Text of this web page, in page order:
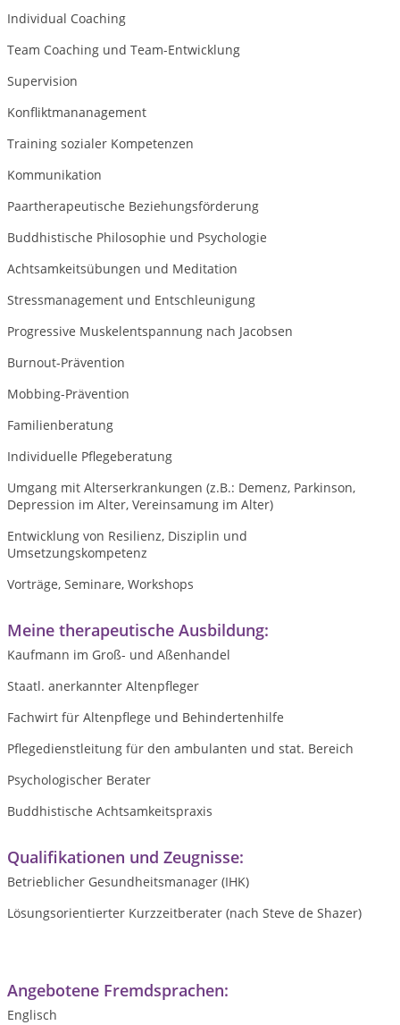
Individual Coaching
Team Coaching und Team-Entwicklung
Supervision
Konfliktmananagement
Training sozialer Kompetenzen
Kommunikation
Paartherapeutische Beziehungsförderung
Buddhistische Philosophie und Psychologie
Achtsamkeitsübungen und Meditation
Stressmanagement und Entschleunigung
Progressive Muskelentspannung nach Jacobsen
Burnout-Prävention
Mobbing-Prävention
Familienberatung
Individuelle Pflegeberatung
Umgang mit Alterserkrankungen (z.B.: Demenz, Parkinson,
Depression im Alter, Vereinsamung im Alter)
Entwicklung von Resilienz, Disziplin und
Umsetzungskompetenz
Vorträge, Seminare, Workshops
Meine therapeutische Ausbildung:
Kaufmann im Groß- und Aßenhandel
Staatl. anerkannter Altenpfleger
Fachwirt für Altenpflege und Behindertenhilfe
Pflegedienstleitung für den ambulanten und stat. Bereich
Psychologischer Berater
Buddhistische Achtsamkeitspraxis
Qualifikationen und Zeugnisse:
Betrieblicher Gesundheitsmanager (IHK)
Lösungsorientierter Kurzzeitberater (nach Steve de Shazer)
Angebotene Fremdsprachen:
Englisch